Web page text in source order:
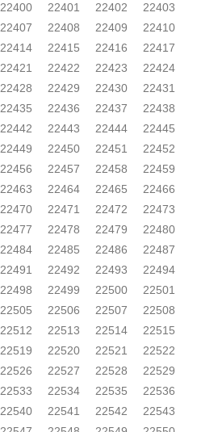
22400 22401 22402
22403
22407 22408 22409
22410
22414 22415 22416
22417
22421 22422 22423
22424
22428 22429 22430
22431
22435 22436 22437
22438
22442 22443 22444
22445
22449 22450 22451
22452
22456 22457 22458
22459
22463 22464 22465
22466
22470 22471 22472
22473
22477 22478 22479
22480
22484 22485 22486
22487
22491 22492 22493
22494
22498 22499 22500
22501
22505 22506 22507
22508
22512 22513 22514
22515
22519 22520 22521
22522
22526 22527 22528
22529
22533 22534 22535
22536
22540 22541 22542
22543